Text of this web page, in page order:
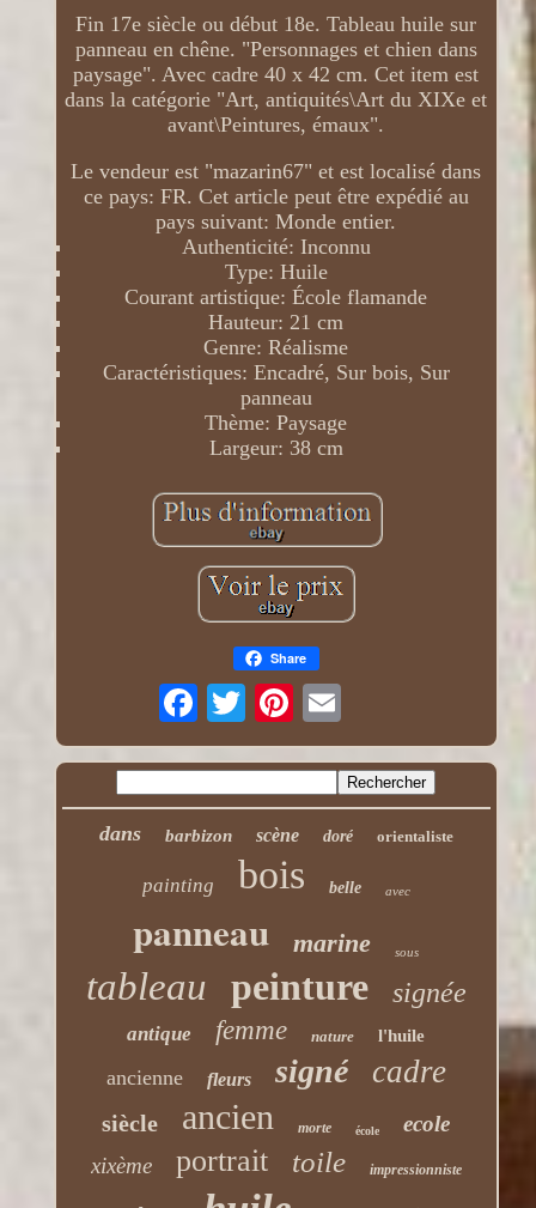
Fin 17e siècle ou début 18e. Tableau huile sur
panneau en chêne. "Personnages et chien dans
paysage". Avec cadre 40 x 42 cm. Cet item est
dans la catégorie "Art, antiquités\Art du XIXe et
avant\Peintures, émaux".
Le vendeur est "mazarin67" et est localisé dans
ce pays: FR. Cet article peut être expédié au
pays suivant: Monde entier.
Authenticité: Inconnu
Type: Huile
Courant artistique: École flamande
Hauteur: 21 cm
Genre: Réalisme
Caractéristiques: Encadré, Sur bois, Sur
panneau
Thème: Paysage
Largeur: 38 cm
Share
dans barbizon scène doré orientaliste
painting bois belle avec
panneau marine sous
tableau peinture signée
antique femme nature l'huile
ancienne fleurs signé cadre
siècle ancien morte école
ecole
xixème
portrait toile impressionniste